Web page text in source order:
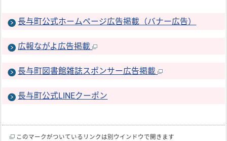
長与町公式ホームページ広告掲載（バナー広告）
広報ながよ広告掲載
長与町図書館雑誌スポンサー広告掲載
長与町公式LINEクーポン
このマークがついているリンクは別ウインドウで開きます